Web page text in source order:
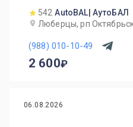
542 AutoBAL| АутоБАЛ
Люберцы, рп
(988) 010-10-49
2 600
06.08.2026